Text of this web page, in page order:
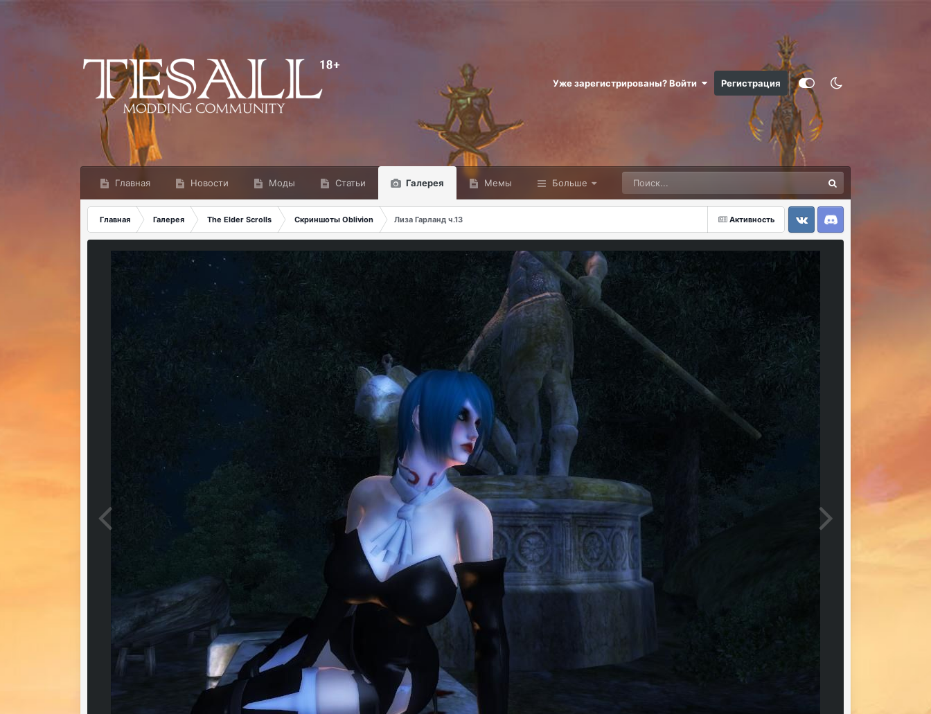
Уже зарегистрированы? Войти Регистрация
Главная Новости Моды Статьи Галерея Мемы Больше
Активность
Главная Галерея The Elder Scrolls Скриншоты Oblivion
Лиза Гарланд ч.13
VK
Discord